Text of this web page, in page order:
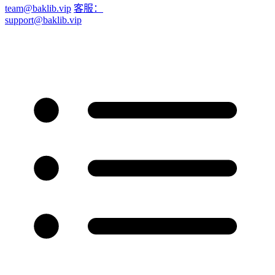
team@baklib.vip 客服：
support@baklib.vip